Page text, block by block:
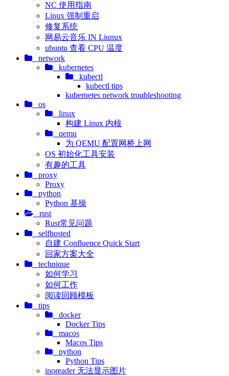
NC 使用指南
Linux 强制重启
修复系统
网易云音乐 IN Liunux
ubuntu 查看 CPU 温度
network
kubernetes
kubectl
kubectl tips
kubernetes network troubleshooting
os
linux
构建 Linux 内核
qemu
为 QEMU 配置网桥上网
OS 初始化工具安装
有趣的工具
proxy
Proxy
python
Python 基操
rust
Rust常见问题
selfhosted
自建 Confluence Quick Start
回家方案大全
technique
如何学习
如何工作
阅读回顾模板
tips
docker
Docker Tips
macos
Macos Tips
python
Python Tips
inoreader 无法显示图片